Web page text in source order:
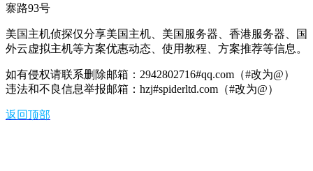
寨路93号
美国主机侦探仅分享美国主机、美国服务器、香港服务器、国
外云虚拟主机等方案优惠动态、使用教程、方案推荐等信息。
如有侵权请联系删除邮箱：2942802716#qq.com（#改为@）
违法和不良信息举报邮箱：hzj#spiderltd.com（#改为@）
返回顶部